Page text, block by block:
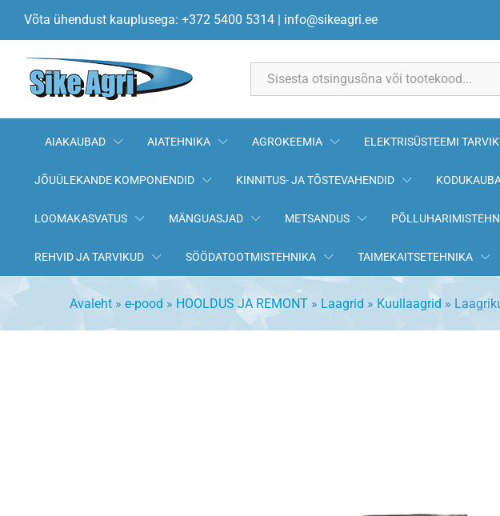
Võta ühendust kauplusega: +372 5400 5314 | info@sikeagri.ee
AIAKAUBAD AIATEHNIKA AGROKEEMIA ELEKTRISÜSTEEMI
JÕUÜLEKANDE KOMPONENDID KINNITUS- JA TÕSTEVAHENDID
LOOMAKASVATUS MÄNGUASJAD METSANDUS
REHVID JA TARVIKUD SÖÖDATOOTMISTEHNIKA TAIMEKAITSETEHNIKA
Avaleht » e-pood » HOOLDUS JA REMONT » Laagrid » Kuullaagrid »
Laagrikuul 22,225mm G100